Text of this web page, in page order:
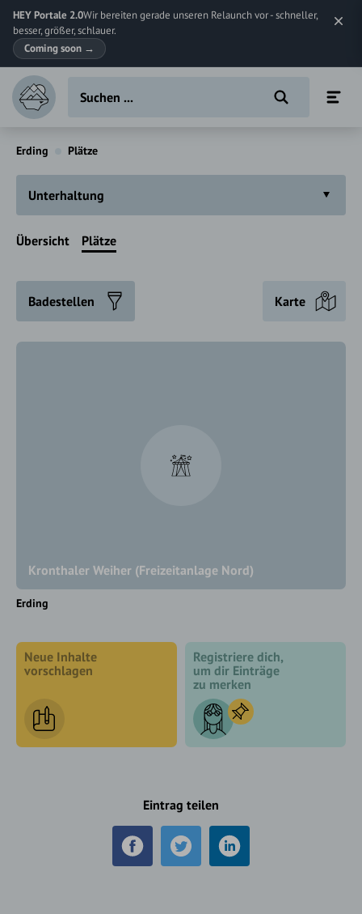
HEY Portale 2.0Wir bereiten gerade unseren Relaunch vor - schneller,
besser, größer, schlauer.
Coming soon →
Erding Plätze
Unterhaltung
Übersicht Plätze
Badestellen Karte
Kronthaler Weiher (Freizeitanlage Nord)
Erding
Neue Inhalte
vorschlagen
Registriere dich,
um dir Einträge
zu merken
Eintrag teilen